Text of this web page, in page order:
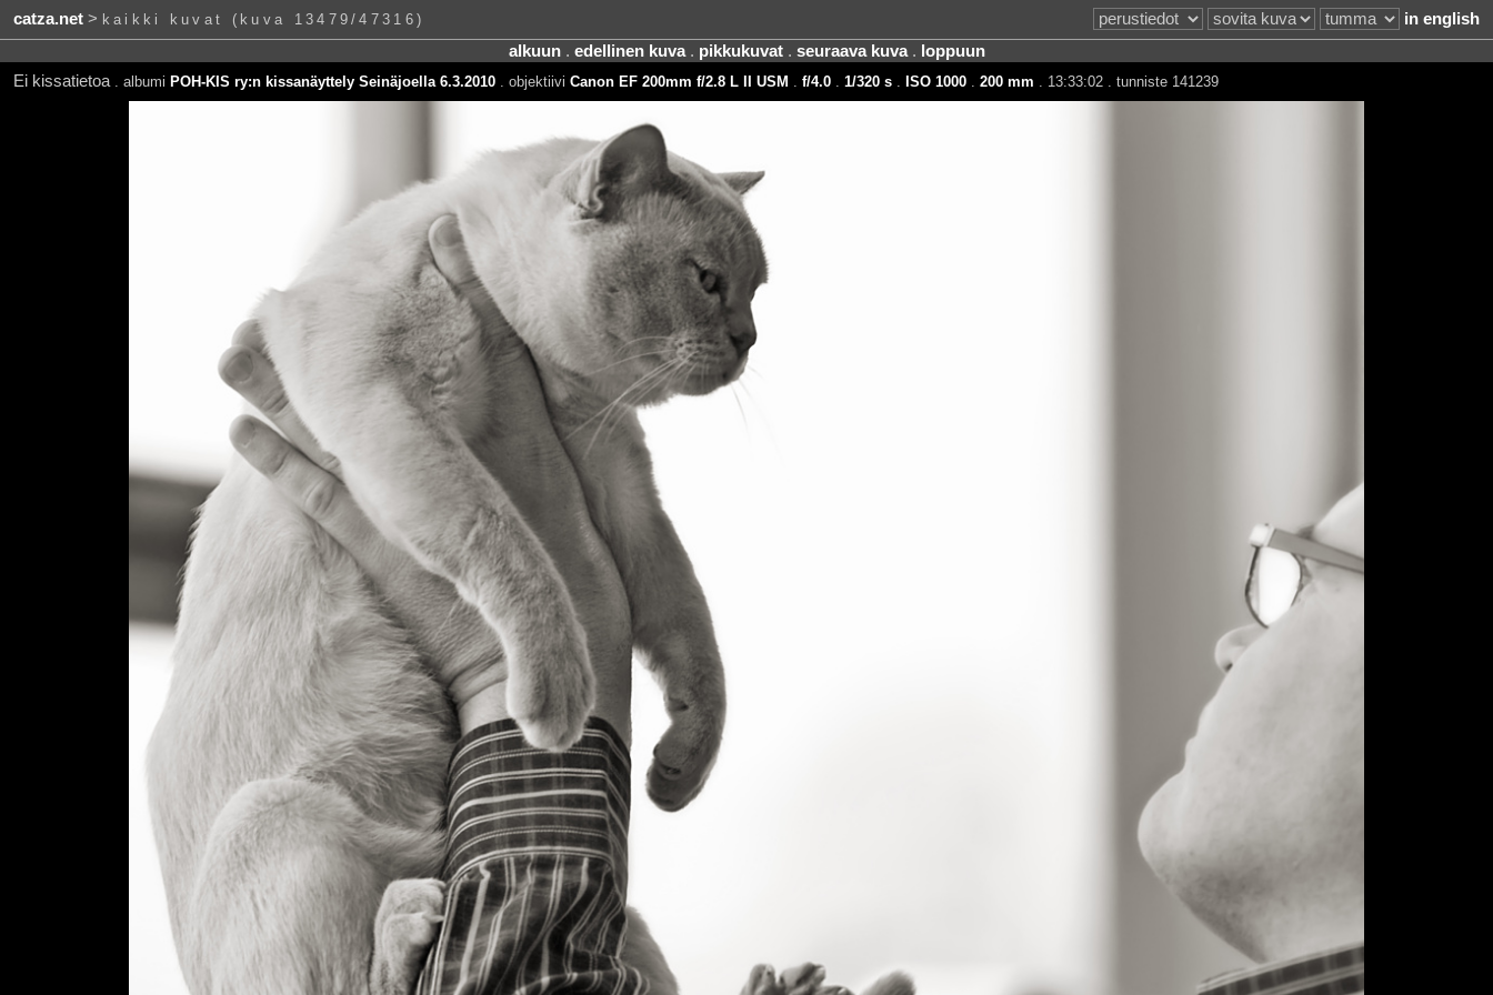
catza.net> kaikki kuvat (kuva 13479/47316)
in english
alkuun. edellinen kuva. pikkukuvat. seuraava kuva. loppuun
Ei kissatietoa
. albumi POH-KIS ry:n kissanäyttely Seinäjoella 6.3.2010. objektiivi Canon EF 200mm f/2.8 L II USM f/4.0. 1/320 s. ISO 1000. 200 mm . 13:33:02 . tunniste 141239